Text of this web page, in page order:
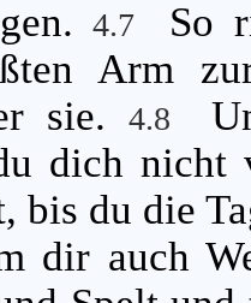
4.7
So
Arm
sie.
4.8
dich nicht
bis du die
dir auch